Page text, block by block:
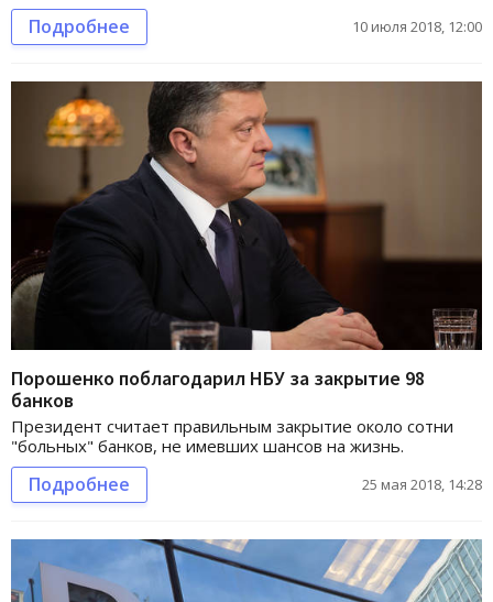
Подробнее 10 июля 2018, 12:00
Порошенко поблагодарил НБУ за закрытие 98
банков
Президент считает правильным закрытие около сотни
"больных" банков, не имевших шансов на жизнь.
Подробнее 25 мая 2018, 14:28